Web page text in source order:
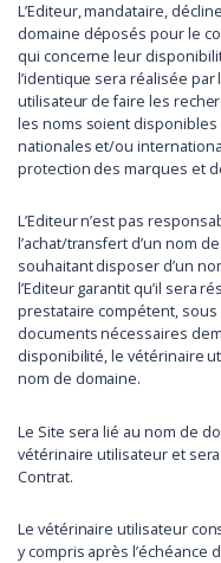
L’Editeur, mandataire,
domaine déposés pour le
qui concerne leur
l’identique sera réalisée par
utilisateur de faire les
les noms soient disponibles
nationales et/ou
protection des marques et
L’Editeur n’est pas
l’achat/transfert d’un nom
souhaitant disposer d’un
l’Editeur garantit qu’il sera
prestataire compétent,
documents nécessaires
disponibilité, le vétérinaire
nom de domaine.
Le Site sera lié au nom de
vétérinaire utilisateur et
Contrat.
Le vétérinaire utilisateur
y compris après l’échéance